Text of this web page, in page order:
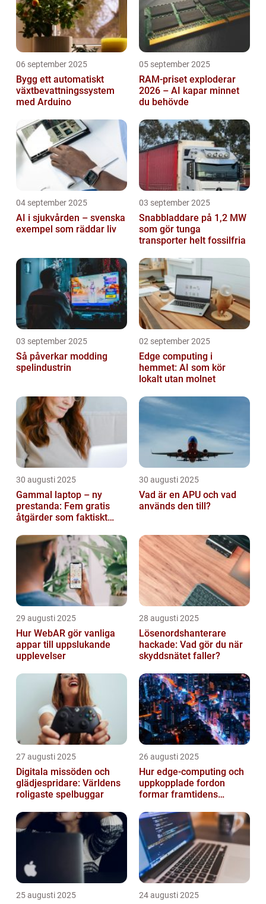
06 september 2025
Bygg ett automatiskt
växtbevattningssystem
med Arduino
05 september 2025
RAM-priset exploderar
2026 – AI kapar minnet
du behövde
04 september 2025
AI i sjukvården – svenska
exempel som räddar liv
03 september 2025
Snabbladdare på 1,2 MW
som gör tunga
transporter helt fossilfria
03 september 2025
Så påverkar modding
spelindustrin
02 september 2025
Edge computing i
hemmet: AI som kör
lokalt utan molnet
30 augusti 2025
Gammal laptop – ny
prestanda: Fem gratis
åtgärder som faktiskt
30 augusti 2025
Vad är en APU och vad
används den till?
29 augusti 2025
Hur WebAR gör vanliga
appar till uppslukande
upplevelser
28 augusti 2025
Lösenordshanterare
hackade: Vad gör du när
skyddsnätet faller?
27 augusti 2025
Digitala missöden och
glädjespridare: Världens
roligaste spelbuggar
26 augusti 2025
Hur edge‑computing och
uppkopplade fordon
formar framtidens
25 augusti 2025 24 augusti 2025